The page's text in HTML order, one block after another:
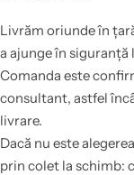
Livrăm oriunde în
a ajunge în siguranță
Comanda este
consultant, astfel
livrare.
Dacă nu este
prin colet la schimb: